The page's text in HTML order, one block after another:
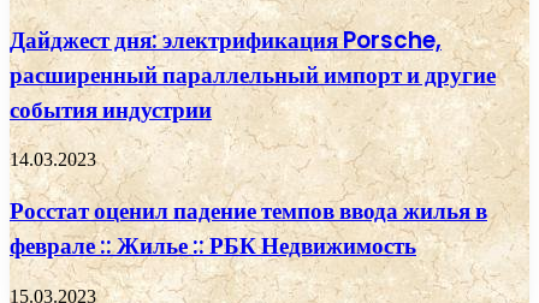
Дайджест дня: электрификация Porsche,
расширенный параллельный импорт и другие
события индустрии
14.03.2023
Росстат оценил падение темпов ввода жилья в
феврале :: Жилье :: РБК Недвижимость
15.03.2023